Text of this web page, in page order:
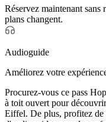
Réservez maintenant
plans changent.
Audioguide
Améliorez votre
Procurez-vous ce pass
à toit ouvert pour
Eiffel. De plus, profitez de